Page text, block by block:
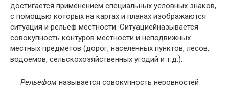
достигается применением специальных условных знаков,
с помощью которых на картах и планах изображаются
ситуация и рельеф местности. Ситуациейназывается
совокупность контуров местности и неподвижных
местных предметов (дорог, населенных пунктов, лесов,
водоемов, сельскохозяйственных угодий и т.д.).
Рельефом называется совокупность неровностей